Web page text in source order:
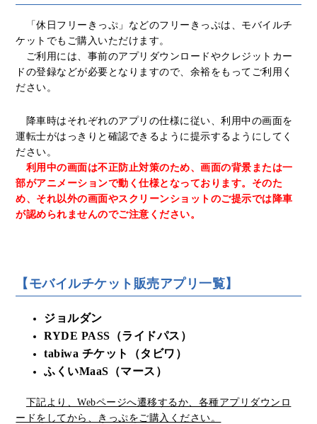
「休日フリーきっぷ」などのフリーきっぷは、モバイルチ
ケットでもご購入いただけます。
ご利用には、事前のアプリダウンロードやクレジットカー
ドの登録などが必要となりますので、余裕をもってご利用く
ださい。
降車時はそれぞれのアプリの仕様に従い、利用中の画面を
運転士がはっきりと確認できるように提示するようにしてく
ださい。
利用中の画面は不正防止対策のため、画面の背景または一
部がアニメーションで動く仕様となっております。そのた
め、それ以外の画面やスクリーンショットのご提示では降車
が認められませんのでご注意ください。
【モバイルチケット販売アプリ一覧】
ジョルダン
RYDE PASS（ライドパス）
tabiwa チケット（タビワ）
ふくいMaaS（マース）
下記より、Webページへ遷移するか、各種アプリダウンロ
ードをしてから、きっぷをご購入ください。